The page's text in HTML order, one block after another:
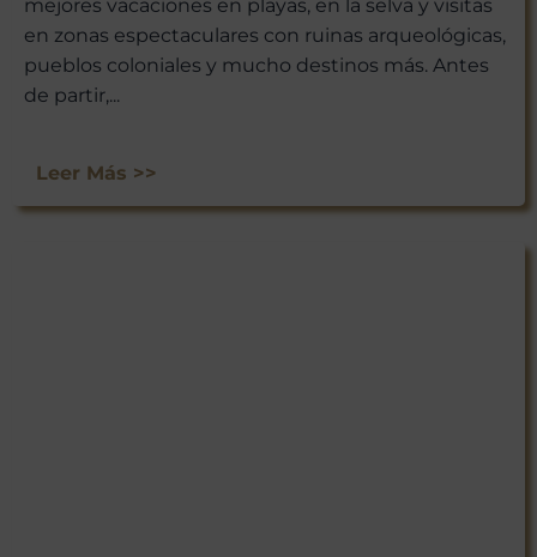
mejores vacaciones en playas, en la selva y visitas
en zonas espectaculares con ruinas arqueológicas,
pueblos coloniales y mucho destinos más. Antes
de partir,...
Leer Más >>